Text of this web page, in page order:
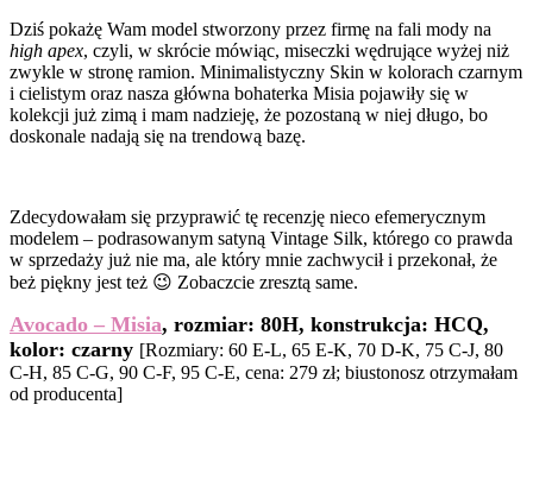
Dziś pokażę Wam model stworzony przez firmę na fali mody na
high apex, czyli, w skrócie mówiąc, miseczki wędrujące wyżej niż
zwykle w stronę ramion. Minimalistyczny Skin w kolorach czarnym
i cielistym oraz nasza główna bohaterka Misia pojawiły się w
kolekcji już zimą i mam nadzieję, że pozostaną w niej długo, bo
doskonale nadają się na trendową bazę.
Zdecydowałam się przyprawić tę recenzję nieco efemerycznym
modelem – podrasowanym satyną Vintage Silk, którego co prawda
w sprzedaży już nie ma, ale który mnie zachwycił i przekonał, że
beż piękny jest też 😉 Zobaczcie zresztą same.
Avocado – Misia, rozmiar: 80H, konstrukcja: HCQ,
kolor: czarny [Rozmiary: 60 E-L, 65 E-K, 70 D-K, 75 C-J, 80
C-H, 85 C-G, 90 C-F, 95 C-E, cena: 279 zł; biustonosz otrzymałam
od producenta]